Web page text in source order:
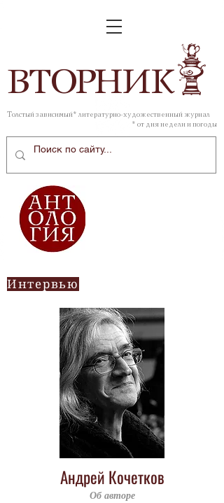
ВТОРНИК
Толстый зависимый* литературно-художественный журнал
* от дня недели и погоды
Интервью
Андрей Кочетков
Об авторе